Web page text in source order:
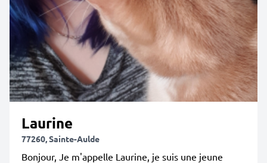
Laurine
77260, Sainte-Aulde
Bonjour, Je m'appelle Laurine, je suis une jeune